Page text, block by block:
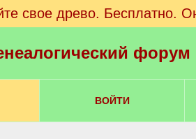
свое древо. Бесплатно.
ВОЙТИ